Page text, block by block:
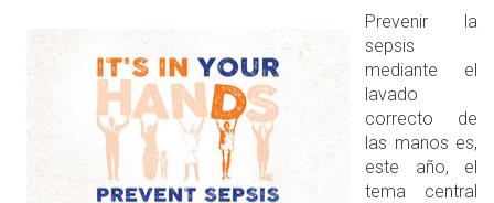
Prevenir la
sepsis
mediante el
lavado
correcto de
las manos es,
este año, el
tema central